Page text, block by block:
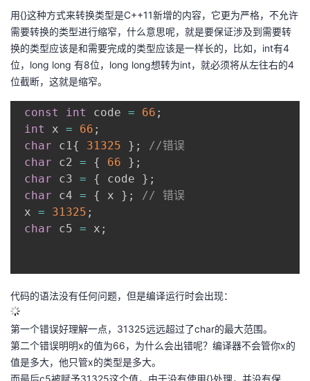
用{}这种方式来转换类型是C++11新增的内容，它更为严格，不允许
需要转换的类型进行缩窄，什么意思呢，就是要保证涉及到需要转
换的类型应该是和需要完成的类型应该是一样长的，比如，int有4
位，long long 有8位，long long想转为int，就必须将从左往右的4
位截断，这就是缩窄。
const int code = 66 ;
int
x = 66 ;
char c1{ 31325 } ;
//错误
char c2 = { 66 } ;
char c3 = { code } ;
char c4 = { x } ;
// 错误
x = 31325 ;
char c5 = x ;
代码的语法没有任何问题，但是编译运行时会出现：
第一个错误好理解一点，31325远远超过了char的最大范围。
第二个错误明明x的值为66，为什么会出错呢？编译器不会管你x的
值是多大，他只管x的类型是多大。
而最后c5被赋予31325这个值，由于没有使用{}处理，并没有保